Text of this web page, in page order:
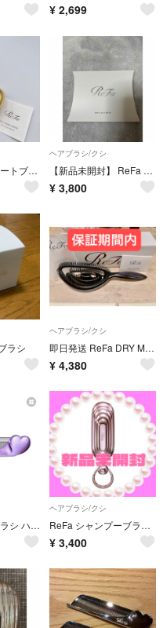
¥ 2,699
ReFa リファ ハートブラシ シャンパンゴールド 箱・取扱説明書付き
ヘアブラシ/クシ
【新品未開封】 ReFa Aira WITH リファ アイラ ウィズ ローズゴールド
¥ 3,800
ラシ
ヘアブラシ/クシ
即日発送 ReFa DRY ME ヘアブラシ
¥ 4,380
ReFa リファ ブラシ ハートコーム アイラ エムパープル
ヘアブラシ/クシ
ReFa シャンプーブラシ ミルク/ピンク【新品未開封】
¥ 3,400